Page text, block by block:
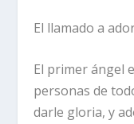
El llamado a
El primer ángel
personas de
darle gloria, y